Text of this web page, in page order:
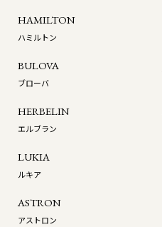
HAMILTON
ハミルトン
BULOVA
ブローバ
HERBELIN
エルブラン
LUKIA
ルキア
ASTRON
アストロン